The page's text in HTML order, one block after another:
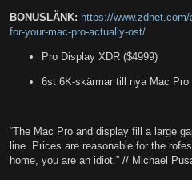
BONUSLÄNK: https://
for-your-mac-pro-actually-ost/
Pro Display XDR ($4999)
6st 6K-skärmar till nya Mac Pro
“The Mac Pro and display fill a large
line. Prices are reasonable for the
home, you are an idiot.” // Michael